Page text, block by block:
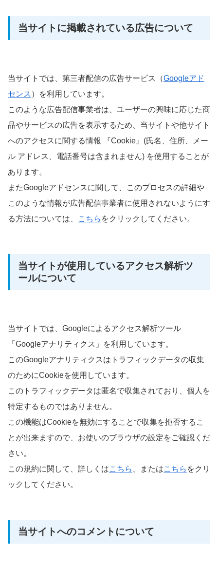
当サイトに掲載されている広告について
当サイトでは、第三者配信の広告サービス（Googleアド
センス ）を利用しています。
このような広告配信事業者は、ユーザーの興味に応じた商
品やサービスの広告を表示するため、当サイトや他サイト
へのアクセスに関する情報 『Cookie』(氏名、住所、メー
ル アドレス、電話番号は含まれません) を使用することが
あります。
またGoogleアドセンスに関して、このプロセスの詳細や
このような情報が広告配信事業者に使用されないようにす
る方法については、
こちら をクリックしてください。
当サイトが使用しているアクセス解析ツ
ールについて
当サイトでは、Googleによるアクセス解析ツール
「Googleアナリティクス」を利用しています。
このGoogleアナリティクスはトラフィックデータの収集
のためにCookieを使用しています。
このトラフィックデータは匿名で収集されており、個人を
特定するものではありません。
この機能はCookieを無効にすることで収集を拒否するこ
とが出来ますので、お使いのブラウザの設定をご確認くだ
さい。
この規約に関して、詳しくはこちら 、またはこちら をクリ
ックしてください。
当サイトへのコメントについて